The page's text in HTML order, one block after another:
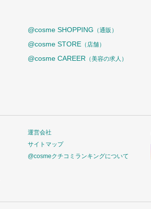
@cosme SHOPPING （通販）
@cosme STORE （店舗）
@cosme CAREER （美容の求人）
運営会社
サイトマップ
@cosmeクチコミランキングについて